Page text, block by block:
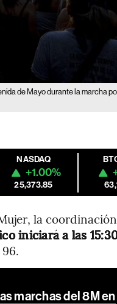
de Mayo durante la marcha
NASDAQ
+1.00%
25,373.85
la
iniciará a las
marchas del 8M en